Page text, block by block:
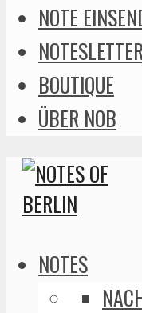
NOTE
NOTESLETTER
BOUTIQUE
ÜBER NOB
NOTES